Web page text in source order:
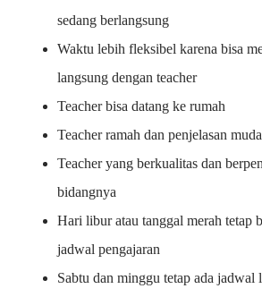
sedang berlangsung
Waktu lebih fleksibel karena bisa
langsung dengan teacher
Teacher bisa datang ke rumah
Teacher ramah dan penjelasan
Teacher yang berkualitas dan
bidangnya
Hari libur atau tanggal merah tetap
jadwal pengajaran
Sabtu dan minggu tetap ada jadwal